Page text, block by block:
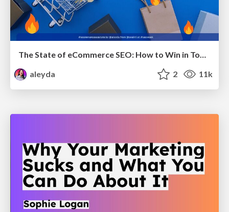
aleyda
2 11k